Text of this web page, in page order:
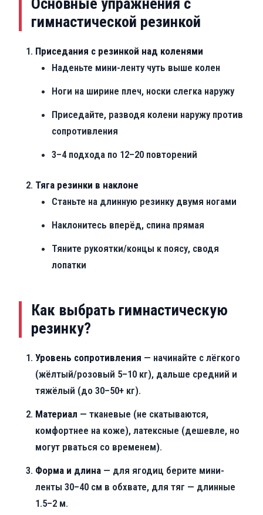
Основные упражнения с
гимнастической резинкой
Приседания с резинкой над коленями
Наденьте мини-ленту чуть выше колен
Ноги на ширине плеч, носки слегка наружу
Приседайте, разводя колени наружу против
сопротивления
3–4 подхода по 12–20 повторений
Тяга резинки в наклоне
Станьте на длинную резинку двумя ногами
Наклонитесь вперёд, спина прямая
Тяните рукоятки/концы к поясу, сводя
лопатки
Как выбрать гимнастическую
резинку?
Уровень сопротивления — начинайте с лёгкого
(жёлтый/розовый 5–10 кг), дальше средний и
тяжёлый (до 30–50+ кг).
Материал — тканевые (не скатываются,
комфортнее на коже), латексные (дешевле, но
могут рваться со временем).
Форма и длина — для ягодиц берите мини-
ленты 30–40 см в обхвате, для тяг — длинные
1.5–2 м.